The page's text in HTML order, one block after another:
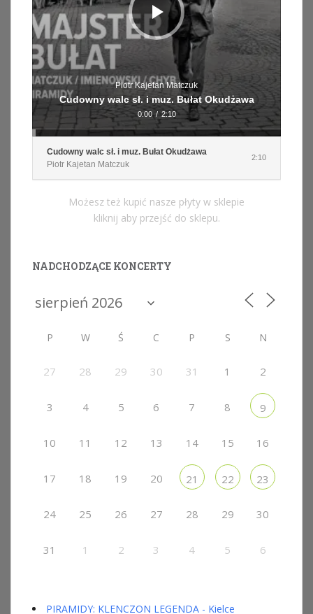
Piotr Kajetan Matczuk
Cudowny walc sł. i muz. Bułat Okudżawa
0:00 / 2:10
Cudowny walc sł. i muz. Bułat Okudżawa
Piotr Kajetan Matczuk
2:10
Możesz też kupić nasze płyty w sklepie
kliknij aby przejść do sklepu.
NADCHODZĄCE KONCERTY
P W Ś C P S N
27 28 29 30 31 1 2
3 4 5 6 7 8 9
10 11 12 13 14 15 16
17 18 19 20 21 22 23
24 25 26 27 28 29 30
31 1 2 3 4 5 6
PIRAMIDY: KLENCZON LEGENDA - Kielce